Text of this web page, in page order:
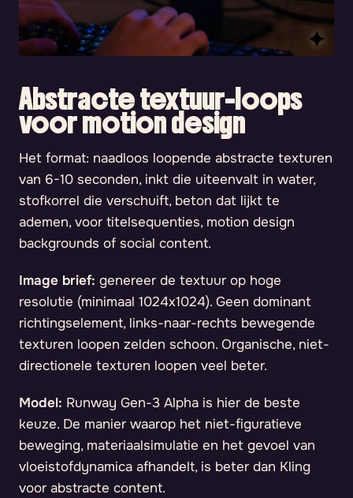
Abstracte textuur-loops
voor motion design
Het format: naadloos loopende abstracte texturen
van 6-10 seconden, inkt die uiteenvalt in water,
stofkorrel die verschuift, beton dat lijkt te
ademen, voor titelsequenties, motion design
backgrounds of social content.
Image brief: genereer de textuur op hoge
resolutie (minimaal 1024x1024). Geen dominant
richtingselement, links-naar-rechts bewegende
texturen loopen zelden schoon. Organische, niet-
directionele texturen loopen veel beter.
Model: Runway Gen-3 Alpha is hier de beste
keuze. De manier waarop het niet-figuratieve
beweging, materiaalsimulatie en het gevoel van
vloeistofdynamica afhandelt, is beter dan Kling
voor abstracte content.